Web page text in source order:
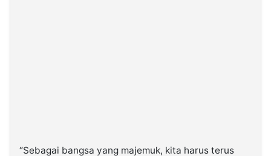
“Sebagai bangsa yang majemuk, kita harus terus